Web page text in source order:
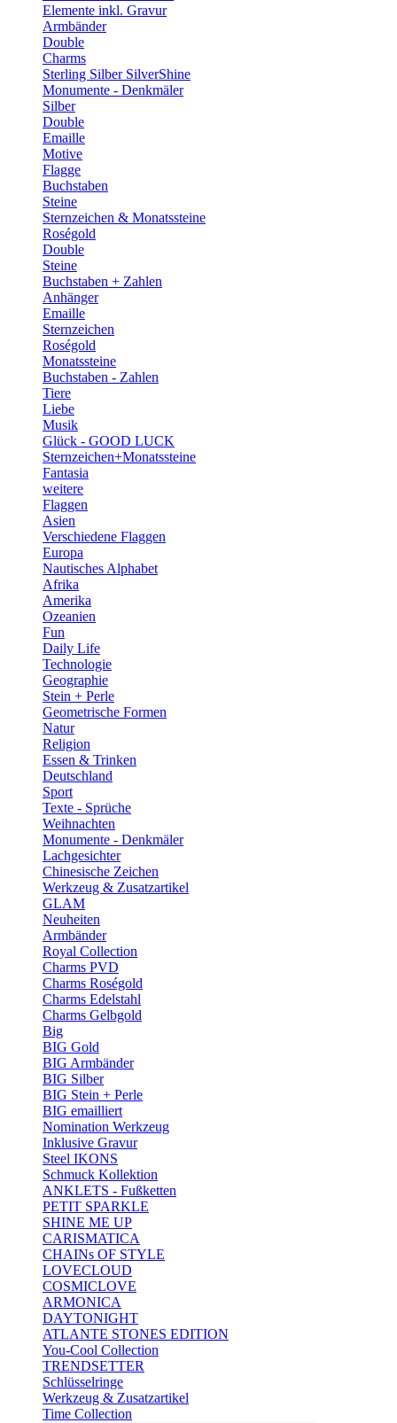
Elemente inkl. Gravur
Armbänder
Double
Charms
Sterling Silber SilverShine
Monumente - Denkmäler
Silber
Double
Emaille
Motive
Flagge
Buchstaben
Steine
Sternzeichen & Monatssteine
Roségold
Double
Steine
Buchstaben + Zahlen
Anhänger
Emaille
Sternzeichen
Roségold
Monatssteine
Buchstaben - Zahlen
Tiere
Liebe
Musik
Glück - GOOD LUCK
Sternzeichen+Monatssteine
Fantasia
weitere
Flaggen
Asien
Verschiedene Flaggen
Europa
Nautisches Alphabet
Afrika
Amerika
Ozeanien
Fun
Daily Life
Technologie
Geographie
Stein + Perle
Geometrische Formen
Natur
Religion
Essen & Trinken
Deutschland
Sport
Texte - Sprüche
Weihnachten
Monumente - Denkmäler
Lachgesichter
Chinesische Zeichen
Werkzeug & Zusatzartikel
GLAM
Neuheiten
Armbänder
Royal Collection
Charms PVD
Charms Roségold
Charms Edelstahl
Charms Gelbgold
Big
BIG Gold
BIG Armbänder
BIG Silber
BIG Stein + Perle
BIG emailliert
Nomination Werkzeug
Inklusive Gravur
Steel IKONS
Schmuck Kollektion
ANKLETS - Fußketten
PETIT SPARKLE
SHINE ME UP
CARISMATICA
CHAINs OF STYLE
LOVECLOUD
COSMICLOVE
ARMONICA
DAYTONIGHT
ATLANTE STONES EDITION
You-Cool Collection
TRENDSETTER
Schlüsselringe
Werkzeug & Zusatzartikel
Time Collection